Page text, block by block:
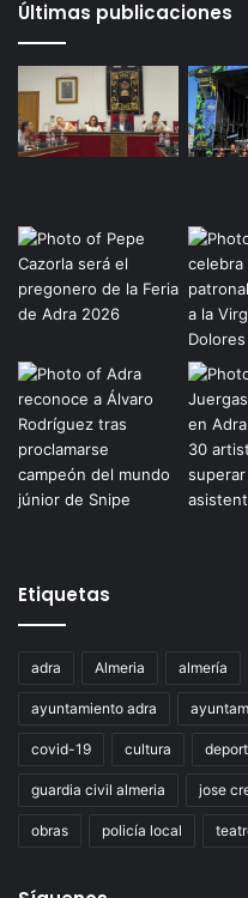
Últimas publicaciones
Etiquetas
adra Almeria almería
ayuntamiento adra
covid-19 cultura
guardia civil almeria jose
obras policía local